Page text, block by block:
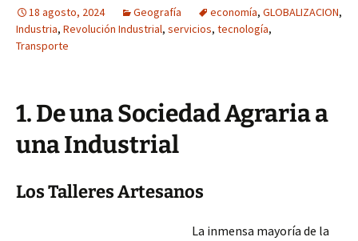
18 agosto, 2024 Geografía economía, GLOBALIZACION,
Industria, Revolución Industrial, servicios, tecnología,
Transporte
1. De una Sociedad Agraria a
una Industrial
Los Talleres Artesanos
La inmensa mayoría de la